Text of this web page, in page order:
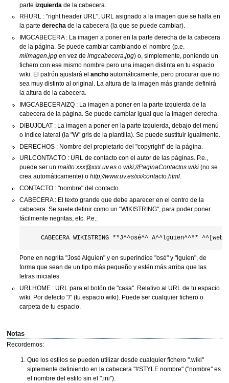
parte izquierda de la cabecera.
RHURL : "right header URL", URL asignado a la imagen que se halla en
la parte derechade la cabecera (la que se puede cambiar).
IMGCABECERA : La imagen a poner en la parte derecha de la cabecera
de la página. Se puede cambiar cambiando el nombre (p.e.
miimagen.jpgen vez de imgcabecera.jpg) o, simplemente, poniendo un
fichero con ese mismo nombre pero una imagen distinta en tu espacio
wiki. El patrón ajustará el anchoautomáticamente, pero procurar que no
sea muy distinto al original. La altura de la imagen más grande definirá
la altura de la cabecera.
IMGCABECERAIZQ : La imagen a poner en la parte izquierda de la
cabecera de la página. Se puede cambiar igual que la imagen derecha.
DIBUJOLAT : La imagen a poner en la parte izquierda, debajo del menú
o índice lateral (la "W" gris de la plantilla). Se puede sustituir igualmente.
DERECHOS : Nombre del propietario del "copyright" de la página.
URLCONTACTO : URL de contacto con el autor de las páginas. P.e.,
puede ser un mailto:xxx@xxx.uv.eso wiki;//PaginaContactos.wiki(no se
crea automáticamente) o http;//www.uv.es/xx/contacto.html.
CONTACTO : "nombre" del contacto.
CABECERA : El texto grande que debe aparecer en el centro de la
cabecera. Se suele definir como un "WIKISTRING", para poder poner
fácilmente negritas, etc. P.e.:
Pone en negrita "José Alguien" y en superíndice "osé" y "lguien", de
forma que sean de un tipo más pequeño y estén más arriba que las
letras iniciales.
URLHOME : URL para el botón de "casa". Relativo al URL de tu espacio
wiki. Por defecto "/" (tu espacio wiki). Puede ser cualquier fichero o
carpeta de tu espacio.
Notas
Recordemos:
Que los estilos se pueden utilizar desde cualquier fichero ".wiki"
siplemente definiendo en la cabecera "#STYLE nombre" ("nombre" es
el nombre del estilo sin el ".ini").